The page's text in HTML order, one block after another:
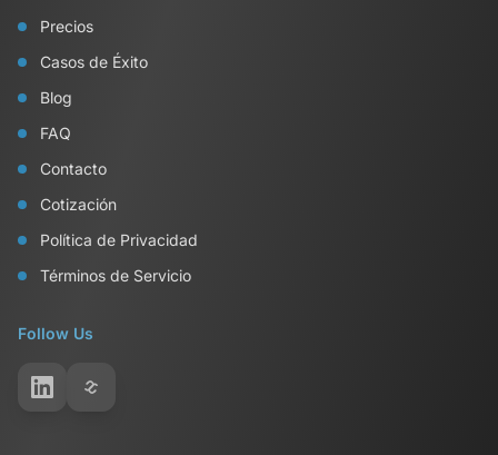
Precios
Casos de Éxito
Blog
FAQ
Contacto
Cotización
Política de Privacidad
Términos de Servicio
Follow Us